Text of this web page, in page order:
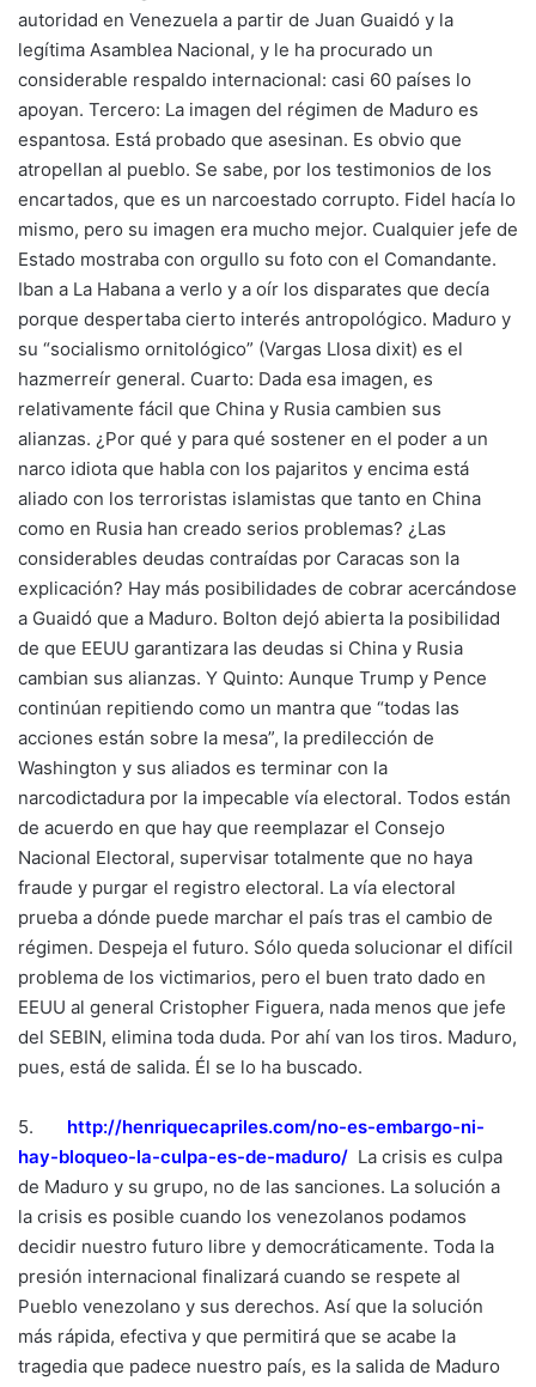
autoridad en Venezuela a partir de Juan Guaidó y la
legítima Asamblea Nacional, y le ha procurado un
considerable respaldo internacional: casi 60 países lo
apoyan. Tercero: La imagen del régimen de Maduro es
espantosa. Está probado que asesinan. Es obvio que
atropellan al pueblo. Se sabe, por los testimonios de los
encartados, que es un narcoestado corrupto. Fidel hacía lo
mismo, pero su imagen era mucho mejor. Cualquier jefe de
Estado mostraba con orgullo su foto con el Comandante.
Iban a La Habana a verlo y a oír los disparates que decía
porque despertaba cierto interés antropológico. Maduro y
su “socialismo ornitológico” (Vargas Llosa dixit) es el
hazmerreír general. Cuarto: Dada esa imagen, es
relativamente fácil que China y Rusia cambien sus
alianzas. ¿Por qué y para qué sostener en el poder a un
narco idiota que habla con los pajaritos y encima está
aliado con los terroristas islamistas que tanto en China
como en Rusia han creado serios problemas? ¿Las
considerables deudas contraídas por Caracas son la
explicación? Hay más posibilidades de cobrar acercándose
a Guaidó que a Maduro. Bolton dejó abierta la posibilidad
de que EEUU garantizara las deudas si China y Rusia
cambian sus alianzas. Y Quinto: Aunque Trump y Pence
continúan repitiendo como un mantra que “todas las
acciones están sobre la mesa”, la predilección de
Washington y sus aliados es terminar con la
narcodictadura por la impecable vía electoral. Todos están
de acuerdo en que hay que reemplazar el Consejo
Nacional Electoral, supervisar totalmente que no haya
fraude y purgar el registro electoral. La vía electoral
prueba a dónde puede marchar el país tras el cambio de
régimen. Despeja el futuro. Sólo queda solucionar el difícil
problema de los victimarios, pero el buen trato dado en
EEUU al general Cristopher Figuera, nada menos que jefe
del SEBIN, elimina toda duda. Por ahí van los tiros. Maduro,
pues, está de salida. Él se lo ha buscado.
5. http://henriquecapriles.com/no-es-embargo-ni-
hay-bloqueo-la-culpa-es-de-maduro/ La crisis es culpa
de Maduro y su grupo, no de las sanciones. La solución a
la crisis es posible cuando los venezolanos podamos
decidir nuestro futuro libre y democráticamente. Toda la
presión internacional finalizará cuando se respete al
Pueblo venezolano y sus derechos. Así que la solución
más rápida, efectiva y que permitirá que se acabe la
tragedia que padece nuestro país, es la salida de Maduro